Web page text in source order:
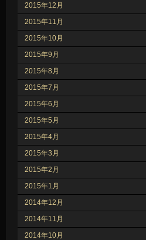
2015年12月
2015年11月
2015年10月
2015年9月
2015年8月
2015年7月
2015年6月
2015年5月
2015年4月
2015年3月
2015年2月
2015年1月
2014年12月
2014年11月
2014年10月